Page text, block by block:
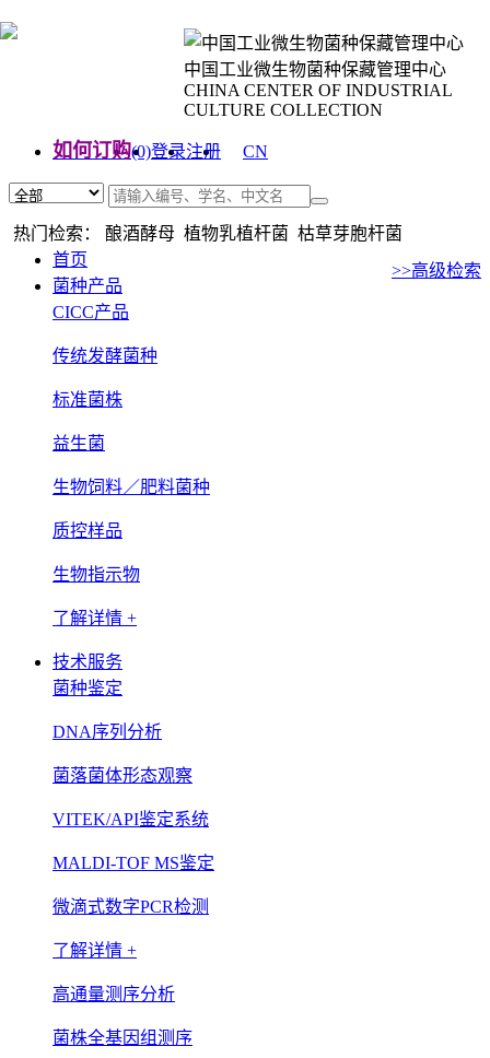
中国工业微生物菌种保藏管理中心
CHINA CENTER OF INDUSTRIAL
CULTURE COLLECTION
如何订购(0)登录注册
CN
热门检索： 酿酒酵母 植物乳植杆菌 枯草芽胞杆菌
>>高级检索
首页
菌种产品
CICC产品
传统发酵菌种
标准菌株
益生菌
生物饲料／肥料菌种
质控样品
生物指示物
了解详情 +
技术服务
菌种鉴定
DNA序列分析
菌落菌体形态观察
VITEK/API鉴定系统
MALDI-TOF MS鉴定
微滴式数字PCR检测
了解详情 +
高通量测序分析
菌株全基因组测序